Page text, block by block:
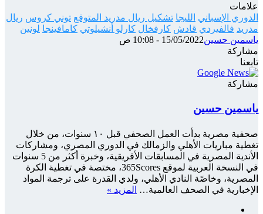
علامات
الدوري الإسباني الليجا تشكيل ريال مدريد المتوقع توني كروس ريال
مدريد فالفيردي قادش كارفخال كارلو أنشيلوتي كامافينجا لونين
ياسمين حسين15/05/2022 - 10:08 ص
مشاركة
فيسبوك
‫X
ماسنجر
ماسنجر
واتساب
تيلقرام
شارك
عبر
الإيميل
تابعنا
مشاركة
عبر
الإيميل
ياسمين حسين
صحفية مصرية بدأت العمل الصحفي قبل ١٠ سنوات، من خلال
تغطية مباريات الأهلي والزمالك في الدوري المصري، ومشاركات
الأندية المصرية في المسابقات الأفريقية، وخبرة أكثر من 5 سنوات
في النسخة العربية لموقع 365Scores، مختصة في تغطية الكرة
المصرية، وخاصًة النادي الأهلي، ولدي القدرة على ترجمة المواد
الإخبارية في الصحف العالمية… المزيد »